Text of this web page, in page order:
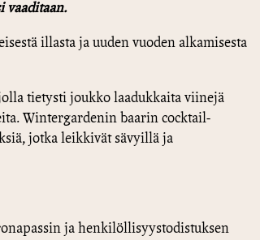
vaaditaan.
illasta ja uuden vuoden alkamisesta
tietysti joukko laadukkaita viinejä
Wintergardenin baarin cocktail-
jotka leikkivät sävyillä ja
ja henkilöllisyystodistuksen